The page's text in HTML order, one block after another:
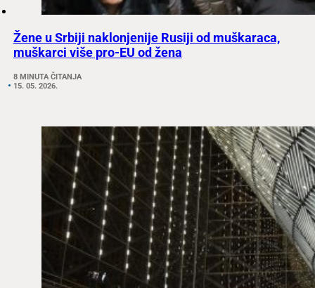
Žene u Srbiji naklonjenije Rusiji od muškaraca,
muškarci više pro-EU od žena
8 MINUTA ČITANJA
15. 05. 2026.